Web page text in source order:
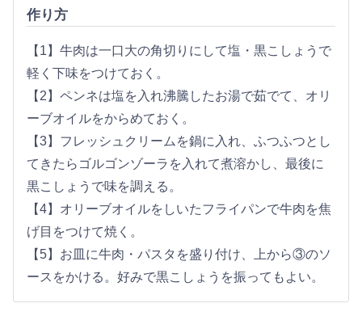
作り方
【1】牛肉は一口大の角切りにして塩・黒こしょうで
軽く下味をつけておく。
【2】ペンネは塩を入れ沸騰したお湯で茹でて、オリ
ーブオイルをからめておく。
【3】フレッシュクリームを鍋に入れ、ふつふつとし
てきたらゴルゴンゾーラを入れて煮溶かし、最後に
黒こしょうで味を調える。
【4】オリーブオイルをしいたフライパンで牛肉を焦
げ目をつけて焼く。
【5】お皿に牛肉・パスタを盛り付け、上から③のソ
ースをかける。好みで黒こしょうを振ってもよい。